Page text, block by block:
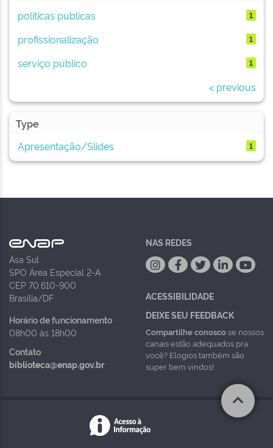
políticas públicas
1
profissionalização 1
serviço público 1
< previous
Type
Apresentação/Slides
1
Asa Sul
SPO Área Especial 2-A
CEP 70.610-900
Brasília/DF
Horário de funcionamento
08h00 às 18h00
Contato
biblioteca@enap.gov.br
NAS REDES
ACESSIBILIDADE
DEIXE SEU FEEDBACK
Compartilhe conoscose nossos
canais estão adequados pra
você? Elogios também são
super bem vindos!